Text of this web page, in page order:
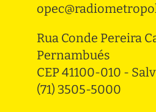
Rua Conde Pereira
Pernambués
CEP 41100-010 -
(71) 3505-5000